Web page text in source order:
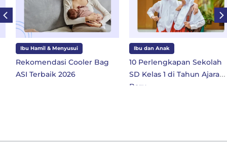
Ibu Hamil & Menyusui
Rekomendasi Cooler Bag
ASI Terbaik 2026
Ibu dan Anak
10 Perlengkapan Sekolah
SD Kelas 1 di Tahun Ajaran
Baru